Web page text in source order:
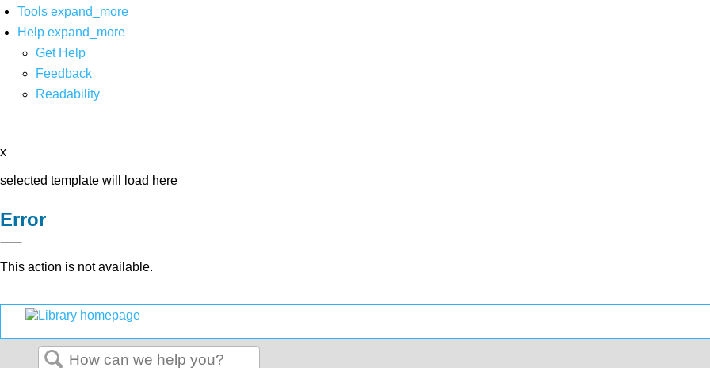
Tools expand_more
Help expand_more
Get Help
Feedback
Readability
x
selected template will load here
Error
This action is not available.